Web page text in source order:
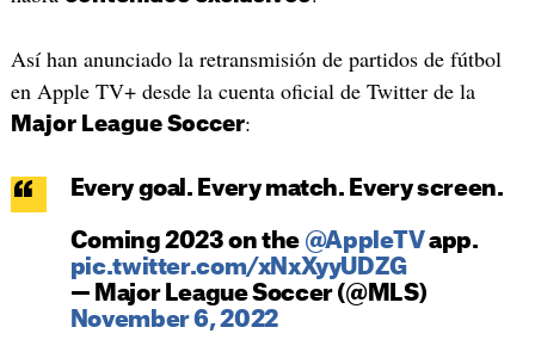
Así han anunciado la retransmisión de partidos de fútbol
en Apple TV+ desde la cuenta oficial de Twitter de la
Major League Soccer:
Every goal. Every match. Every screen.
Coming 2023 on the @AppleTV app.
pic.twitter.com/xNxXyyUDZG
— Major League Soccer (@MLS)
November 6, 2022